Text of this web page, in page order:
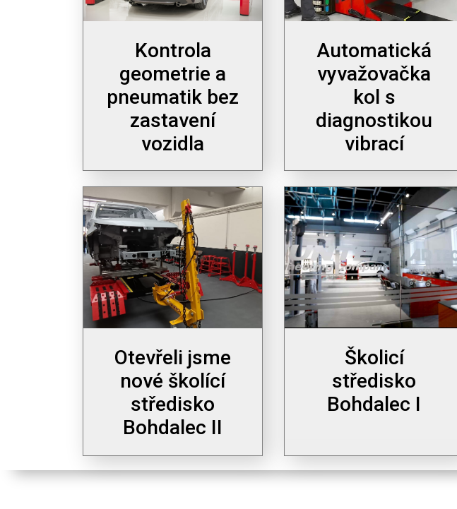
Kontrola
geometrie a
pneumatik bez
zastavení
vozidla
Automatická
vyvažovačka
kol s
diagnostikou
vibrací
Otevřeli jsme
nové školící
středisko
Bohdalec II
Školicí
středisko
Bohdalec I